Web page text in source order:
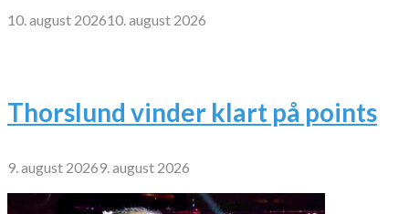
10. august 202610. august 2026
Thorslund vinder klart på points
9. august 20269. august 2026